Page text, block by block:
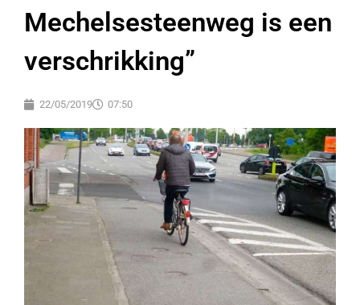
Mechelsesteenweg is een
verschrikking”
22/05/2019 07:50